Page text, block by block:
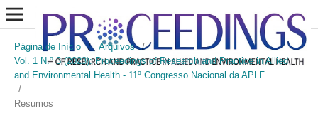
Página de Início / Arquivos
/
Vol. 1 N.º 3 (2023): Proceedings of Research and Practice in Allied
and Environmental Health - 11º Congresso Nacional da APLF
/
Resumos